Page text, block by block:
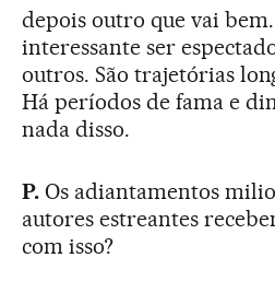
depois outro que vai
interessante ser
outros. São trajetórias
Há períodos de fama e
nada disso.
P.Os adiantamentos
autores estreantes
com isso?